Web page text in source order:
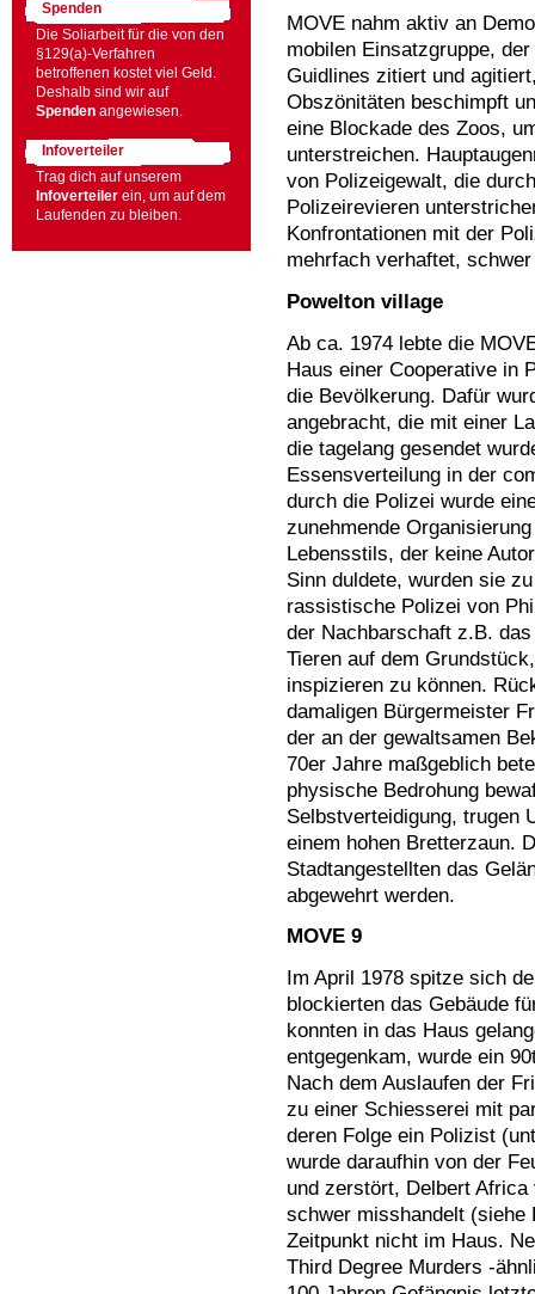
MOVE nahm aktiv an
mobilen Einsatzgruppe,
Guidlines zitiert und
Obszönitäten beschimpft
eine Blockade des Zoos,
unterstreichen.
von Polizeigewalt, die
Polizeirevieren
Konfrontationen mit der
mehrfach verhaftet,
Powelton village
Ab ca. 1974 lebte die
Haus einer Cooperative in
die Bevölkerung. Dafür
angebracht, die mit einer
die tagelang gesendet
Essensverteilung in der
durch die Polizei wurde
zunehmende
Lebensstils, der keine
Sinn duldete, wurden sie
rassistische Polizei von
der Nachbarschaft z.B.
Tieren auf dem
inspizieren zu können.
damaligen Bürgermeister
der an der gewaltsamen
70er Jahre maßgeblich
physische Bedrohung
Selbstverteidigung, trugen
einem hohen Bretterzaun.
Stadtangestellten das
abgewehrt werden.
MOVE 9
Im April 1978 spitze sich
blockierten das Gebäude
konnten in das Haus
entgegenkam, wurde ein
Nach dem Auslaufen der
zu einer Schiesserei mit
deren Folge ein Polizist
wurde daraufhin von der
und zerstört, Delbert
schwer misshandelt (siehe
Zeitpunkt nicht im Haus.
Third Degree Murders -
Spenden
Die Soliarbeit für die von den
§129(a)-Verfahren
betroffenen kostet viel Geld.
Deshalb sind wir auf
Spenden angewiesen.
Infoverteiler
Trag dich auf unserem
Infoverteiler ein, um auf dem
Laufenden zu bleiben.